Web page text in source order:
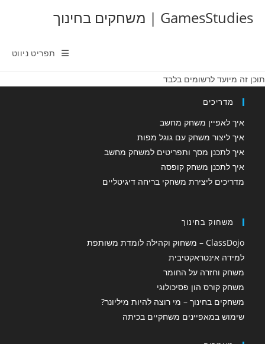
GamesStudies | משחקים בחינוך
תפריט ניווט
תוכן זה מיועד לרשומים בלבד
מדריכים
איך לאפיין משחק מחשב
איך ליצור משחק עם גוגל מפות
איך לתכנן מסך ותפריטים למשחק מחשב
איך לתכנן משחק קופסה
מדריכים ליצירת משחקי בריחה דיגיטליים
משחוק בחינוך
ClassDojo – משחוק וקהילה לומדת משותפת
למידה אינטראקטיבית
משחק וחזרה על החומר
משחק קורס הון פסיכולוגי
משחקים בחינוך – מי רוצה להיות מיליונר?
שימוש במאפיינים משחקיים בכיתה